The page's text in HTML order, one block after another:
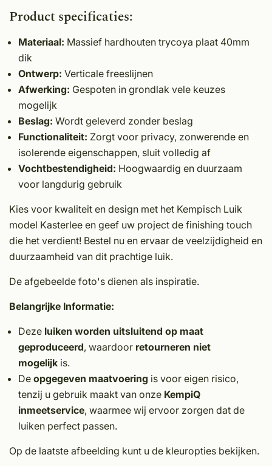
Product specificaties:
Materiaal: Massief hardhouten trycoya plaat 40mm
dik
Ontwerp: Verticale freeslijnen
Afwerking: Gespoten in grondlak vele keuzes
mogelijk
Beslag: Wordt geleverd zonder beslag
Functionaliteit: Zorgt voor privacy, zonwerende en
isolerende eigenschappen, sluit volledig af
Vochtbestendigheid: Hoogwaardig en duurzaam
voor langdurig gebruik
Kies voor kwaliteit en design met het Kempisch Luik
model Kasterlee en geef uw project de finishing touch
die het verdient! Bestel nu en ervaar de veelzijdigheid en
duurzaamheid van dit prachtige luik.
De afgebeelde foto's dienen als inspiratie.
Belangrijke Informatie:
Deze luiken worden uitsluitend op maat
geproduceerd, waardoor retourneren niet
mogelijk is.
De opgegeven maatvoering is voor eigen risico,
tenzij u gebruik maakt van onze KempiQ
inmeetservice, waarmee wij ervoor zorgen dat de
luiken perfect passen.
Op de laatste afbeelding kunt u de kleuropties bekijken.